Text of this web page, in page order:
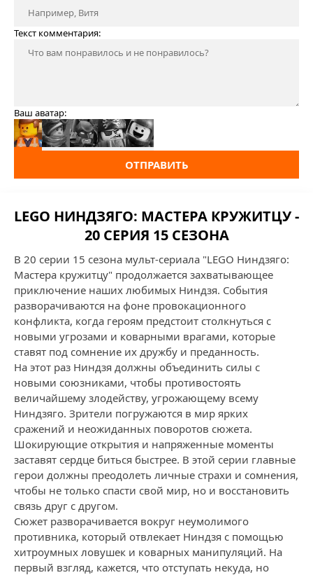
Текст комментария:
Ваш аватар:
ОТПРАВИТЬ
LEGO НИНДЗЯГО: МАСТЕРА КРУЖИТЦУ -
20 СЕРИЯ 15 СЕЗОНА
В 20 серии 15 сезона мульт-сериала "LEGO Ниндзяго:
Мастера кружитцу" продолжается захватывающее
приключение наших любимых Ниндзя. События
разворачиваются на фоне провокационного
конфликта, когда героям предстоит столкнуться с
новыми угрозами и коварными врагами, которые
ставят под сомнение их дружбу и преданность.
На этот раз Ниндзя должны объединить силы с
новыми союзниками, чтобы противостоять
величайшему злодейству, угрожающему всему
Ниндзяго. Зрители погружаются в мир ярких
сражений и неожиданных поворотов сюжета.
Шокирующие открытия и напряженные моменты
заставят сердце биться быстрее. В этой серии главные
герои должны преодолеть личные страхи и сомнения,
чтобы не только спасти свой мир, но и восстановить
связь друг с другом.
Сюжет разворачивается вокруг неумолимого
противника, который отвлекает Ниндзя с помощью
хитроумных ловушек и коварных манипуляций. На
первый взгляд, кажется, что отступать некуда, но